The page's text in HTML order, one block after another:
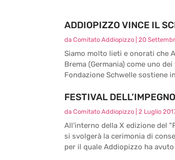
ADDIOPIZZO VINCE IL
da Comitato Addiopizzo 20
Siamo molto lieti e onorati che
Brema (Germania) come uno
Fondazione Schwelle sostiene
FESTIVAL
da Comitato Addiopizzo 2 Luglio
All'interno della X edizione del
si svolgerà la cerimonia di
per il quale Addiopizzo ha